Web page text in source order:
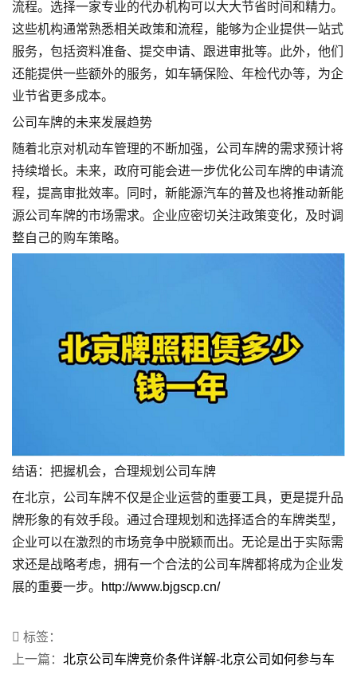
流程。选择一家专业的代办机构可以大大节省时间和精力。
这些机构通常熟悉相关政策和流程，能够为企业提供一站式
服务，包括资料准备、提交申请、跟进审批等。此外，他们
还能提供一些额外的服务，如车辆保险、年检代办等，为企
业节省更多成本。
公司车牌的未来发展趋势
随着北京对机动车管理的不断加强，公司车牌的需求预计将
持续增长。未来，政府可能会进一步优化公司车牌的申请流
程，提高审批效率。同时，新能源汽车的普及也将推动新能
源公司车牌的市场需求。企业应密切关注政策变化，及时调
整自己的购车策略。
结语：把握机会，合理规划公司车牌
在北京，公司车牌不仅是企业运营的重要工具，更是提升品
牌形象的有效手段。通过合理规划和选择适合的车牌类型，
企业可以在激烈的市场竞争中脱颖而出。无论是出于实际需
求还是战略考虑，拥有一个合法的公司车牌都将成为企业发
展的重要一步。
http://www.bjgscp.cn/
标签：
上一篇： 北京公司车牌竞价条件详解-北京公司如何参与车